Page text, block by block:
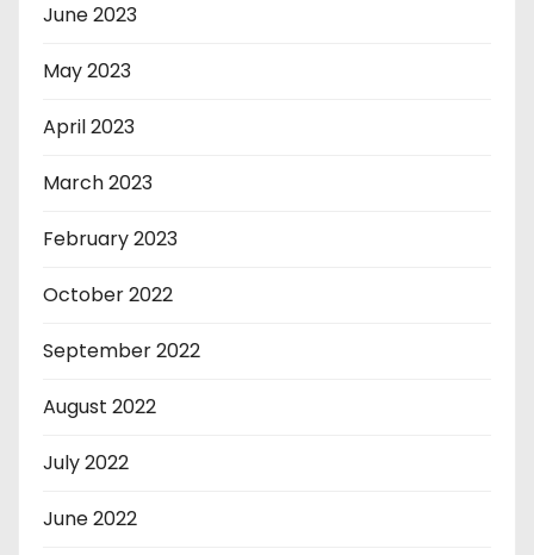
June 2023
May 2023
April 2023
March 2023
February 2023
October 2022
September 2022
August 2022
July 2022
June 2022